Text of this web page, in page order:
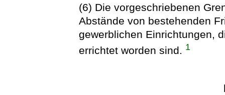
(6) Die vorgeschriebenen
Abstände von bestehenden
gewerblichen Einrichtungen,
errichtet worden sind. 1